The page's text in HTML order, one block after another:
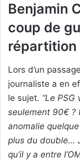
Benjamin
coup de
répartition
Lors d’un
journaliste a en
le sujet. “Le PSG
seulement 90€ ?
anomalie
plus du double…
qu’il y a entre